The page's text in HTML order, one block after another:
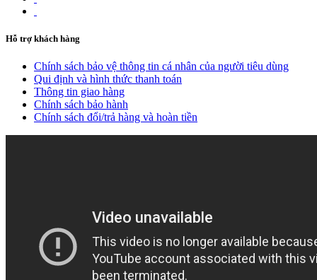
Hỗ trợ khách hàng
Chính sách bảo vệ thông tin cá nhân của người tiêu dùng
Qui định và hình thức thanh toán
Thông tin giao hàng
Chính sách bảo hành
Chính sách đổi/trả hàng và hoàn tiền